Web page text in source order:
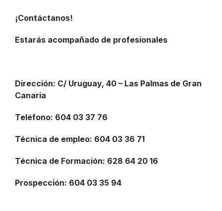
¡Contáctanos!
Estarás acompañado de profesionales
Dirección: C/ Uruguay, 40 – Las Palmas de Gran
Canaria
Teléfono: 604 03 37 76
Técnica de empleo: 604 03 36 71
Técnica de Formación: 628 64 20 16
Prospección: 604 03 35 94